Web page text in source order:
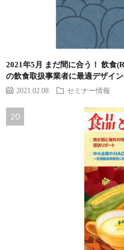
2021年5月 まだ間に合う！ 飲食
の飲食取扱事業者に最適デザイ
2021.02.08 セミナー情報